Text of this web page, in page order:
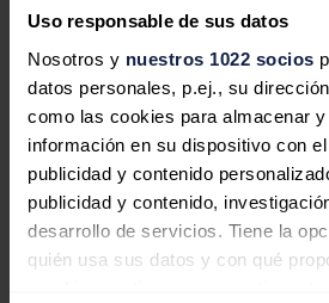
Uso responsable de sus datos
Nosotros y nuestros 1022 socios
datos personales, p.ej., su
como las cookies para almacenar
información en su dispositivo con
publicidad y contenido
publicidad y contenido,
desarrollo de servicios. Tiene la
quién usa sus datos y con qué
batería cientos de miles de veces sin
Reginald Penner,uno de los autores del
sorprendido, calificando el experimento
dispositivos normalmente “mueren de
5.000, 6.000 o 7.000 ciclos, como
Noticias relacionadas